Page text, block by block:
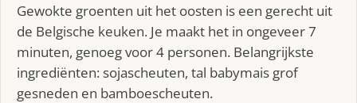
Gewokte groenten uit het oosten is een gerecht uit
de Belgische keuken. Je maakt het in ongeveer 7
minuten, genoeg voor 4 personen. Belangrijkste
ingrediënten: sojascheuten, tal babymais grof
gesneden en bamboescheuten.